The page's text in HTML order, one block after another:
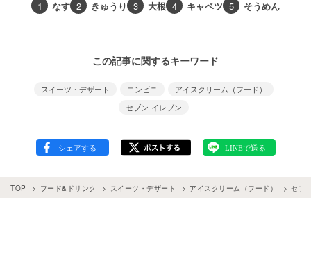
1 なす 2 きゅうり 3 大根 4 キャベツ 5 そうめん
この記事に関するキーワード
スイーツ・デザート コンビニ
アイスクリーム（フード）
セブン-イレブン
TOP フード&ドリンク スイーツ・デザート アイスクリーム（フード） セブ